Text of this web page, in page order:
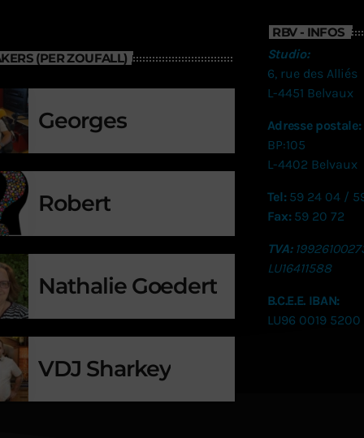
(PER ZOUFALL)
Georges
Robert
Nathalie Goedert
VDJ Sharkey
RBV - INFOS
Studio:
6, rue des Alliés
L-4451 Belvaux
Adresse postale:
BP:105
L-4402 Belvaux
Tel: 59 24 04 /
Fax: 59 20 72
TVA:
LU16411588
B.C.E.E. IBAN:
LU96 0019